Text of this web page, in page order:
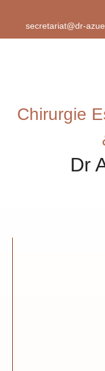
secretariat@dr-
Dr
Chirurgie